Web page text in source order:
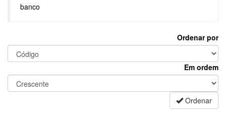
banco
Ordenar por
Em ordem
Ordenar